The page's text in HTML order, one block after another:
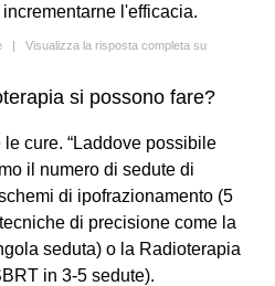
l'efficacia.
| Visualizza la risposta completa su
si possono fare?
cure. “Laddove possibile
il numero di sedute di
di ipofrazionamento (5
di precisione come la
seduta) o la Radioterapia
in 3-5 sedute).